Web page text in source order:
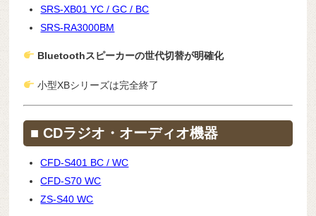
SRS-XB01 YC / GC / BC
SRS-RA3000BM
Bluetoothスピーカーの世代切替が明確化
小型XBシリーズは完全終了
■ CDラジオ・オーディオ機器
CFD-S401 BC / WC
CFD-S70 WC
ZS-S40 WC